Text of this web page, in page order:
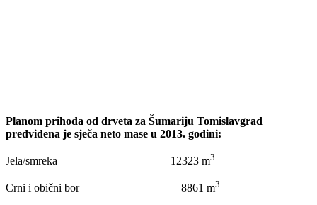
Planom prihoda od drveta za Šumariju Tomislavgrad
predviđena je sječa neto mase u 2013. godini:
Jela/smreka 12323 m3
Crni i obični bor 8861 m3